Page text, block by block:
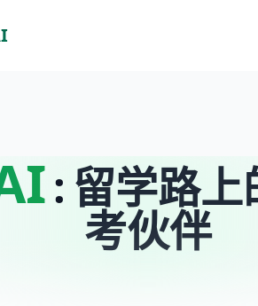
: 留学路
考伙伴